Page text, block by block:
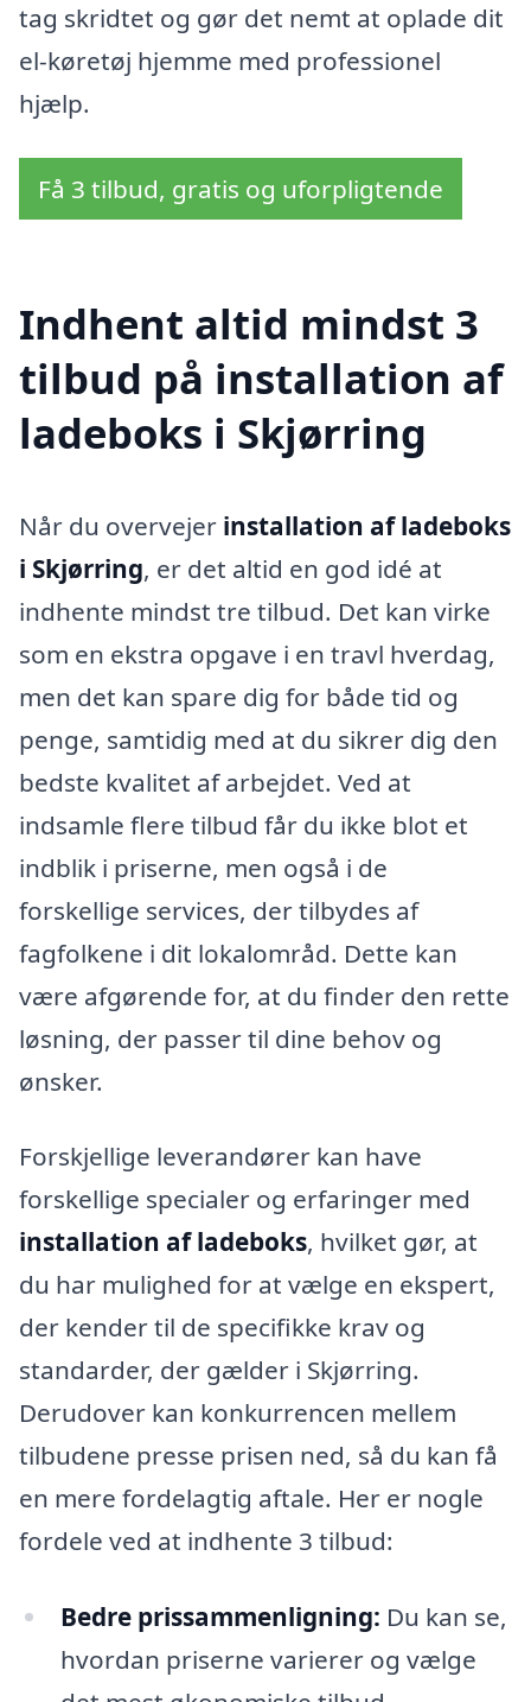
tag skridtet og gør det nemt at oplade dit
el-køretøj hjemme med professionel
hjælp.
Få 3 tilbud, gratis og uforpligtende
Indhent altid mindst 3
tilbud på installation af
ladeboks i Skjørring
Når du overvejer installation af ladeboks
i Skjørring, er det altid en god idé at
indhente mindst tre tilbud. Det kan virke
som en ekstra opgave i en travl hverdag,
men det kan spare dig for både tid og
penge, samtidig med at du sikrer dig den
bedste kvalitet af arbejdet. Ved at
indsamle flere tilbud får du ikke blot et
indblik i priserne, men også i de
forskellige services, der tilbydes af
fagfolkene i dit lokalområd. Dette kan
være afgørende for, at du finder den rette
løsning, der passer til dine behov og
ønsker.
Forskjellige leverandører kan have
forskellige specialer og erfaringer med
installation af ladeboks, hvilket gør, at
du har mulighed for at vælge en ekspert,
der kender til de specifikke krav og
standarder, der gælder i Skjørring.
Derudover kan konkurrencen mellem
tilbudene presse prisen ned, så du kan få
en mere fordelagtig aftale. Her er nogle
fordele ved at indhente 3 tilbud:
Bedre prissammenligning: Du kan se,
hvordan priserne varierer og vælge